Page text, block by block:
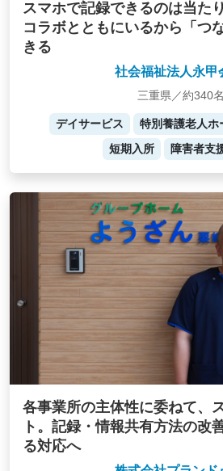
スマホで記録できるのは当た
コラボとともにいるから「つ
きる
社会福祉法人永甲
三重県／約340名
デイサービス 特別養護老人ホ
短期入所
障害者支
各事業所の主体性に委ねて、
ト。記録・情報共有方法の改
る対応へ